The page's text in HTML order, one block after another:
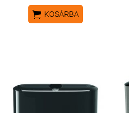
 KOSÁRBA